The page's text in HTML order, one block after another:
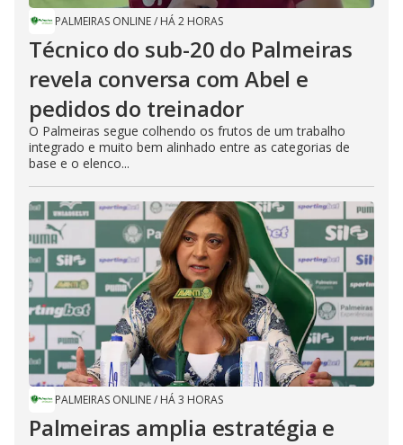
PALMEIRAS ONLINE/ HÁ 2 HORAS
Técnico do sub-20 do Palmeiras
revela conversa com Abel e
pedidos do treinador
O Palmeiras segue colhendo os frutos de um trabalho
integrado e muito bem alinhado entre as categorias de
base e o elenco...
PALMEIRAS ONLINE/ HÁ 3 HORAS
Palmeiras amplia estratégia e